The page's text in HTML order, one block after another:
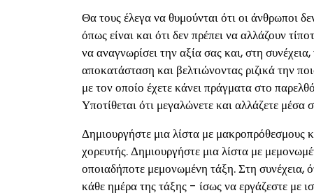
Θα τους έλεγα να θυμούνται ότι οι άνθρωποι
όπως είναι και ότι δεν πρέπει να αλλάζουν
να αναγνωρίσει την αξία σας και, στη
αποκατάσταση και βελτιώνοντας ριζικά την
με τον οποίο έχετε κάνει πράγματα στο
Υποτίθεται ότι μεγαλώνετε και αλλάζετε
Δημιουργήστε μια λίστα με μακροπρόθεσμους
χορευτής. Δημιουργήστε μια λίστα με
οποιαδήποτε μεμονωμένη τάξη. Στη συνέχεια,
κάθε ημέρα της τάξης - ίσως να εργάζεστε με